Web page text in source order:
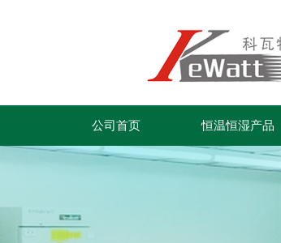
公司首页 恒温恒湿产品